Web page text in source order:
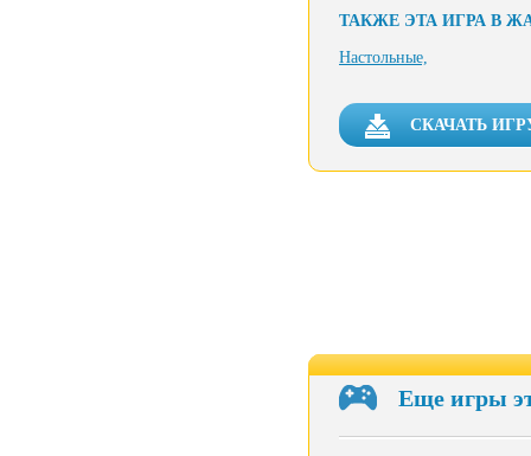
ТАКЖЕ ЭТА ИГРА В
Настольные,
СКАЧАТЬ
Еще игры